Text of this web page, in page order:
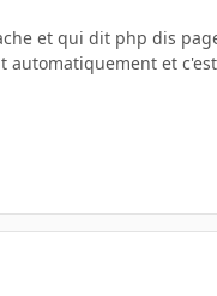
et qui dit php dis
et